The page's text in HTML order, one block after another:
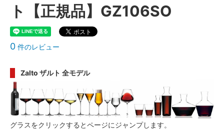
ト【正規品】GZ106SO
0 件のレビュー
Zalto ザルト 全モデル
グラスをクリックするとページにジャンプします。